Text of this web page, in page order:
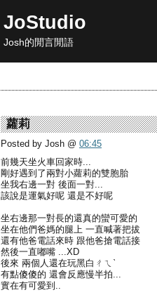
JoStudio
Josh的閒言閒語
蘿莉
Posted by Josh @ 06:45
前幾天坐火車回家時...
剛好遇到了兩對小蘿莉的雙胞胎
坐我右邊一對 後面一對...
該說是運氣好呢 還是不好呢
坐右邊那一對長的還真的蠻可愛的
坐在他們爸媽的腿上 一直喊著把拔
還有他爸電話來時 跟他爸搶電話接
然後一直嘟嘴 ...XD
後來 兩個人還在玩黑白ㄔㄟˋ
有點傻傻的 還會反應慢半拍...
實在有可愛到..